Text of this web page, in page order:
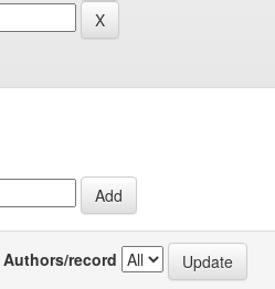
Authors/record